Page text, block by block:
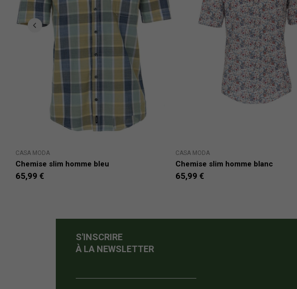
CASA MODA
Chemise slim homme bleu
65,99 €
CASA MODA
Chemise slim homme blanc
65,99 €
S'INSCRIRE
À LA NEWSLETTER